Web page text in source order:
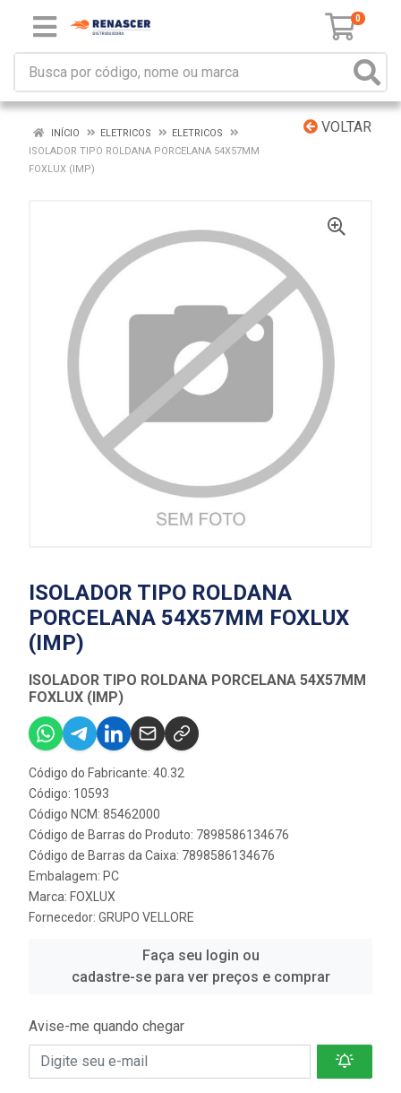
0
VOLTAR
INÍCIO ELETRICOS
ELETRICOS
ISOLADOR TIPO ROLDANA PORCELANA 54X57MM
FOXLUX (IMP)
ISOLADOR TIPO ROLDANA
PORCELANA 54X57MM FOXLUX
(IMP)
ISOLADOR TIPO ROLDANA PORCELANA 54X57MM
FOXLUX (IMP)
Código do Fabricante: 40.32
Código: 10593
Código NCM: 85462000
Código de Barras do Produto: 7898586134676
Código de Barras da Caixa: 7898586134676
Embalagem: PC
Marca: FOXLUX
Fornecedor: GRUPO VELLORE
Faça seu login ou
cadastre-se para ver preços e comprar
Avise-me quando chegar